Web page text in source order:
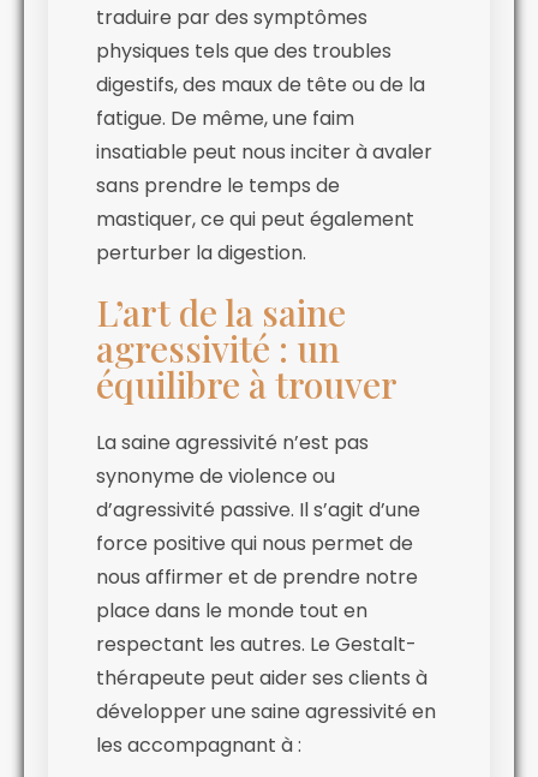
traduire par des symptômes
physiques tels que des troubles
digestifs, des maux de tête ou de la
fatigue. De même, une faim
insatiable peut nous inciter à avaler
sans prendre le temps de
mastiquer, ce qui peut également
perturber la digestion.
L’art de la saine
agressivité : un
équilibre à trouver
La saine agressivité n’est pas
synonyme de violence ou
d’agressivité passive. Il s’agit d’une
force positive qui nous permet de
nous affirmer et de prendre notre
place dans le monde tout en
respectant les autres. Le Gestalt-
thérapeute peut aider ses clients à
développer une saine agressivité en
les accompagnant à :